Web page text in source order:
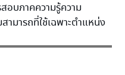
อบภาคความรู้ความ
ามารถที่ใช้เฉพาะตำแหน่ง